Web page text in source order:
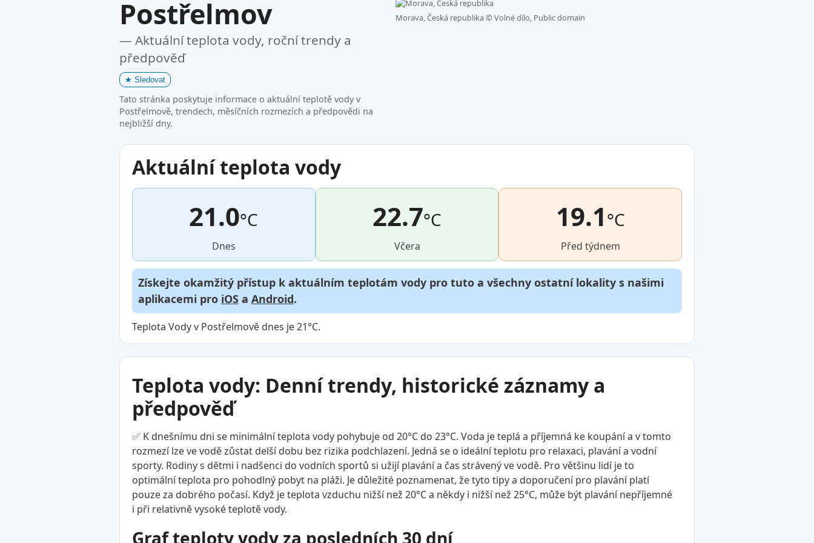
Postřelmov
— Aktuální teplota vody, roční trendy a
předpověď
★ Sledovat
Tato stránka poskytuje informace o aktuální teplotě vody v
Postřelmově, trendech, měsíčních rozmezích a předpovědi na
nejbližší dny.
Morava, Česká republika © Volné dílo, Public domain
Aktuální teplota vody
21.0°C
Dnes
22.7°C
Včera
19.1°C
Před týdnem
Získejte okamžitý přístup k aktuálním teplotám vody pro tuto a všechny ostatní lokality s našimi
aplikacemi pro iOS a Android.
Teplota Vody v Postřelmově dnes je 21°C.
Teplota vody: Denní trendy, historické záznamy a
předpověď
✅ K dnešnímu dni se minimální teplota vody pohybuje od 20°C do 23°C. Voda je teplá a příjemná ke koupání a v tomto
rozmezí lze ve vodě zůstat delší dobu bez rizika podchlazení. Jedná se o ideální teplotu pro relaxaci, plavání a vodní
sporty. Rodiny s dětmi i nadšenci do vodních sportů si užijí plavání a čas strávený ve vodě. Pro většinu lidí je to
optimální teplota pro pohodlný pobyt na pláži. Je důležité poznamenat, že tyto tipy a doporučení pro plavání platí
pouze za dobrého počasí. Když je teplota vzduchu nižší než 20°C a někdy i nižší než 25°C, může být plavání nepříjemné
i při relativně vysoké teplotě vody.
Graf teploty vody za posledních 30 dní